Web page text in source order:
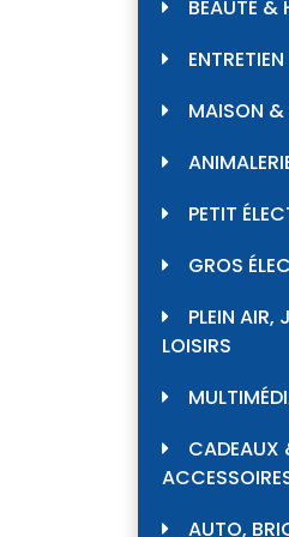
BEAUTÉ &
ENTRETIEN
MAISON &
PETIT
GROS
PLEIN AIR,
LOISIRS
CADEAUX
AUTO,